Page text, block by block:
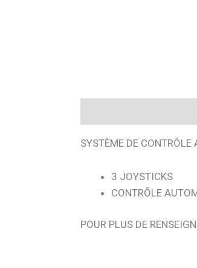
SYSTÈME DE
3 JOYSTICKS
CONTRÔLE
POUR PLUS DE